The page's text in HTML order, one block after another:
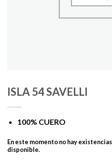
ISLA 54 SAVELLI
100% CUERO
En este momento no hay
disponible.